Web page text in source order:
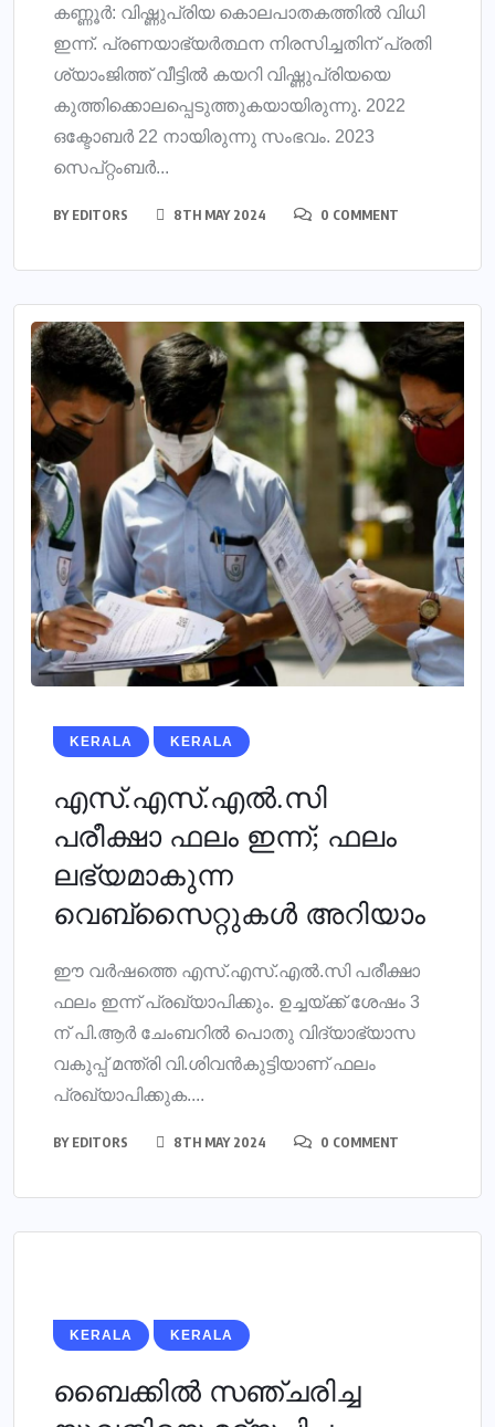
കണ്ണൂര്‍: വിഷ്ണുപ്രിയ കൊലപാതകത്തില്‍ വിധി
ഇന്ന്. പ്രണയാഭ്യര്‍ത്ഥന നിരസിച്ചതിന് പ്രതി
ശ്യാംജിത്ത് വീട്ടില്‍ കയറി വിഷ്ണുപ്രിയയെ
കുത്തിക്കൊലപ്പെടുത്തുകയായിരുന്നു. 2022
ഒക്ടോബര്‍ 22 നായിരുന്നു സംഭവം. 2023
സെപ്റ്റംബര്‍...
BY EDITORS 8TH MAY 2024 0 COMMENT
KERALA KERALA
എസ്.എസ്.എല്‍.സി
പരീക്ഷാ ഫലം ഇന്ന്; ഫലം
ലഭ്യമാകുന്ന
വെബ്‌സൈറ്റുകള്‍ അറിയാം
ഈ വര്‍ഷത്തെ എസ്.എസ്.എല്‍.സി പരീക്ഷാ
ഫലം ഇന്ന് പ്രഖ്യാപിക്കും. ഉച്ചയ്ക്ക് ശേഷം 3
ന് പി.ആര്‍ ചേംബറില്‍ പൊതു വിദ്യാഭ്യാസ
വകുപ്പ് മന്ത്രി വി.ശിവന്‍കുട്ടിയാണ് ഫലം
പ്രഖ്യാപിക്കുക....
BY EDITORS 8TH MAY 2024 0 COMMENT
KERALA KERALA
ബൈക്കില്‍ സഞ്ചരിച്ച